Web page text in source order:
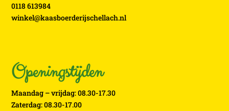
0118 613984
winkel@kaasboerderijschellach.nl
Openingstijden
Maandag – vrijdag: 08.30-17.30
Zaterdag: 08.30-17.00